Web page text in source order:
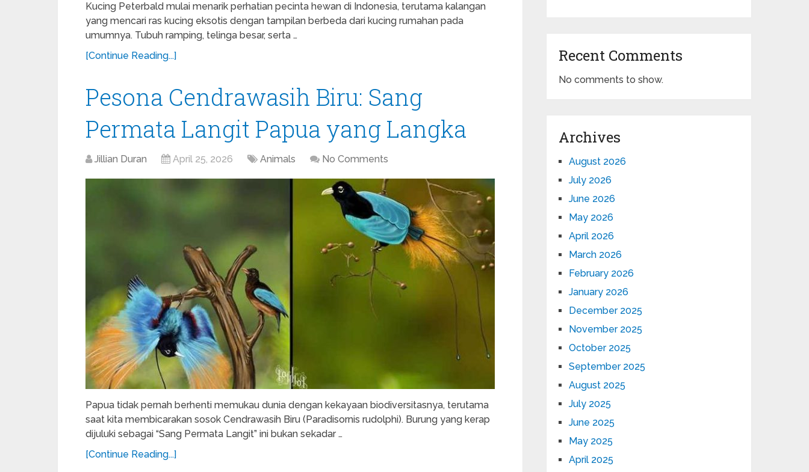
Kucing Peterbald mulai menarik perhatian pecinta hewan di Indonesia, terutama kalangan
yang mencari ras kucing eksotis dengan tampilan berbeda dari kucing rumahan pada
umumnya. Tubuh ramping, telinga besar, serta …
[Continue Reading...]
Pesona Cendrawasih Biru: Sang
Permata Langit Papua yang Langka
Jillian Duran April 25, 2026 Animals No Comments
Papua tidak pernah berhenti memukau dunia dengan kekayaan biodiversitasnya, terutama
saat kita membicarakan sosok Cendrawasih Biru (Paradisornis rudolphi). Burung yang kerap
dijuluki sebagai “Sang Permata Langit” ini bukan sekadar …
[Continue Reading...]
Recent Comments
No comments to show.
Archives
August 2026
July 2026
June 2026
May 2026
April 2026
March 2026
February 2026
January 2026
December 2025
November 2025
October 2025
September 2025
August 2025
July 2025
June 2025
May 2025
April 2025